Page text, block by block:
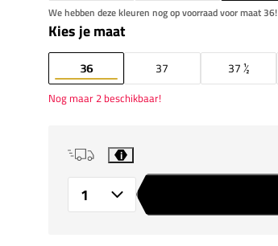
We hebben deze kleuren nog op voorraad voor maat 36!
Kies je maat
36 37 37 ½
Nog maar 2 beschikbaar!
i